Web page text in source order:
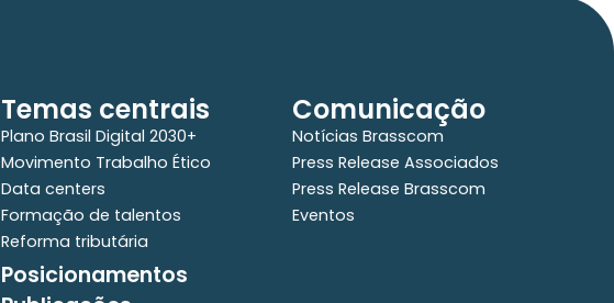
Temas centrais
Plano Brasil Digital 2030+
Movimento Trabalho Ético
Data centers
Formação de talentos
Reforma tributária
Posicionamentos
Comunicação
Notícias Brasscom
Press Release Associados
Press Release Brasscom
Eventos